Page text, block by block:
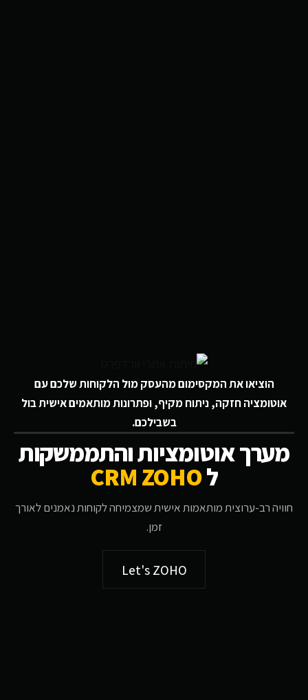
הוציאו את המקסימום מהעסק מול הלקוחות שלכם עם
אוטומציה חזקה, ניתוח מקיף, ופתרונות מותאמים אישית בול
בשבילכם.
מערך אוטומציות והתממשקות
לCRM ZOHO
חוויה רב-ערוצית מותאמות אישית שמצמיחה לקוחות נאמנים לאורך
זמן.
Let's ZOHO